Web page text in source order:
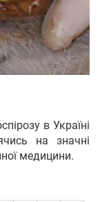
в Україні
на значні
медицини.